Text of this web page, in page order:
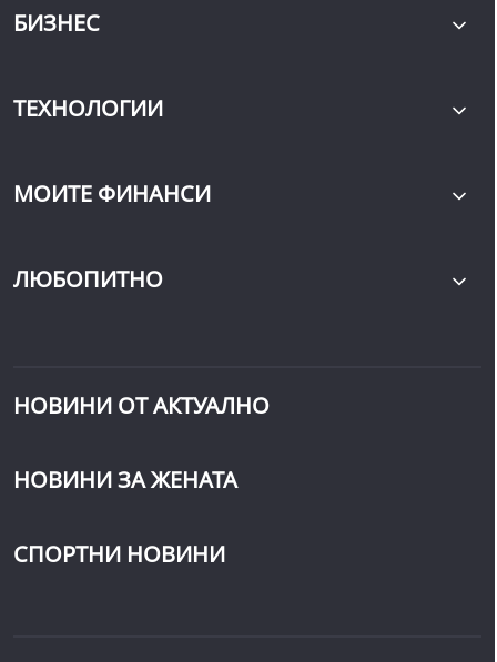
БИЗНЕС
ТЕХНОЛОГИИ
МОИТЕ ФИНАНСИ
ЛЮБОПИТНО
НОВИНИ ОТ АКТУАЛНО
НОВИНИ ЗА ЖЕНАТА
СПОРТНИ НОВИНИ